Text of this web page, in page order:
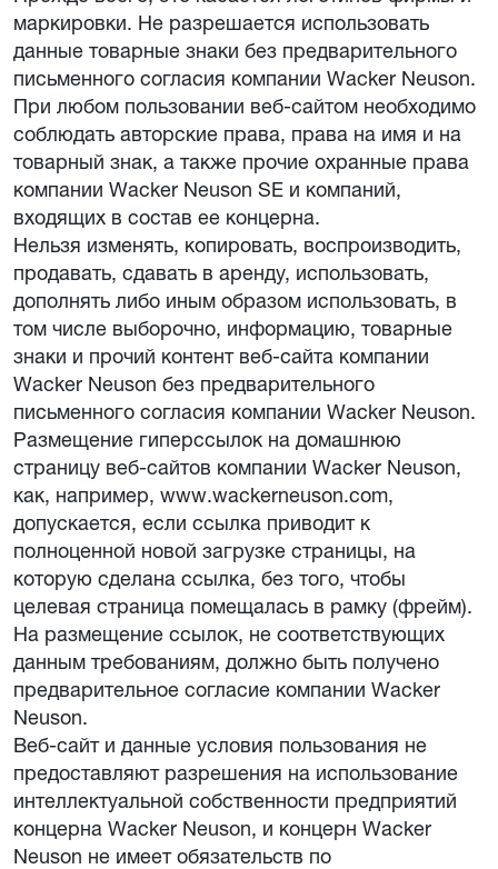
маркировки. Не разрешается использовать
данные товарные знаки без предварительного
письменного согласия компании Wacker Neuson.
При любом пользовании веб-сайтом необходимо
соблюдать авторские права, права на имя и на
товарный знак, а также прочие охранные права
компании Wacker Neuson SE и компаний,
входящих в состав ее концерна.
Нельзя изменять, копировать, воспроизводить,
продавать, сдавать в аренду, использовать,
дополнять либо иным образом использовать, в
том числе выборочно, информацию, товарные
знаки и прочий контент веб-сайта компании
Wacker Neuson без предварительного
письменного согласия компании Wacker Neuson.
Размещение гиперссылок на домашнюю
страницу веб-сайтов компании Wacker Neuson,
как, например, www.wackerneuson.com,
допускается, если ссылка приводит к
полноценной новой загрузке страницы, на
которую сделана ссылка, без того, чтобы
целевая страница помещалась в рамку (фрейм).
На размещение ссылок, не соответствующих
данным требованиям, должно быть получено
предварительное согласие компании Wacker
Neuson.
Веб-сайт и данные условия пользования не
предоставляют разрешения на использование
интеллектуальной собственности предприятий
концерна Wacker Neuson, и концерн Wacker
Neuson не имеет обязательств по